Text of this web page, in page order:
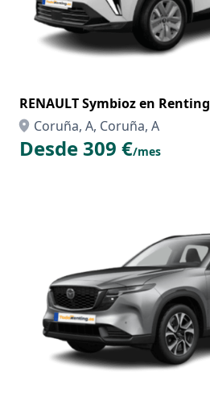
RENAULT Symbioz en Renting
Coruña, A, Coruña, A
Desde 309 €/mes